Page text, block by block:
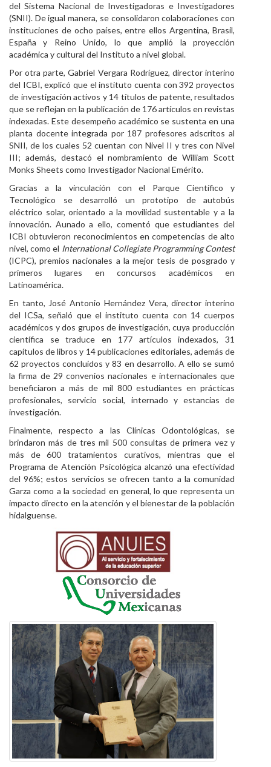
del Sistema Nacional de Investigadoras e Investigadores
(SNII). De igual manera, se consolidaron colaboraciones con
instituciones de ocho países, entre ellos Argentina, Brasil,
España y Reino Unido, lo que amplió la proyección
académica y cultural del Instituto a nivel global.
Por otra parte, Gabriel Vergara Rodríguez, director interino
del ICBI, explicó que el instituto cuenta con 392 proyectos
de investigación activos y 14 títulos de patente, resultados
que se reflejan en la publicación de 176 artículos en revistas
indexadas. Este desempeño académico se sustenta en una
planta docente integrada por 187 profesores adscritos al
SNII, de los cuales 52 cuentan con Nivel II y tres con Nivel
III; además, destacó el nombramiento de William Scott
Monks Sheets como Investigador Nacional Emérito.
Gracias a la vinculación con el Parque Científico y
Tecnológico se desarrolló un prototipo de autobús
eléctrico solar, orientado a la movilidad sustentable y a la
innovación. Aunado a ello, comentó que estudiantes del
ICBI obtuvieron reconocimientos en competencias de alto
nivel, como el International Collegiate Programming Contest
(ICPC), premios nacionales a la mejor tesis de posgrado y
primeros lugares en concursos académicos en
Latinoamérica.
En tanto, José Antonio Hernández Vera, director interino
del ICSa, señaló que el instituto cuenta con 14 cuerpos
académicos y dos grupos de investigación, cuya producción
científica se traduce en 177 artículos indexados, 31
capítulos de libros y 14 publicaciones editoriales, además de
62 proyectos concluidos y 83 en desarrollo. A ello se sumó
la firma de 29 convenios nacionales e internacionales que
beneficiaron a más de mil 800 estudiantes en prácticas
profesionales, servicio social, internado y estancias de
investigación.
Finalmente, respecto a las Clínicas Odontológicas, se
brindaron más de tres mil 500 consultas de primera vez y
más de 600 tratamientos curativos, mientras que el
Programa de Atención Psicológica alcanzó una efectividad
del 96%; estos servicios se ofrecen tanto a la comunidad
Garza como a la sociedad en general, lo que representa un
impacto directo en la atención y el bienestar de la población
hidalguense.